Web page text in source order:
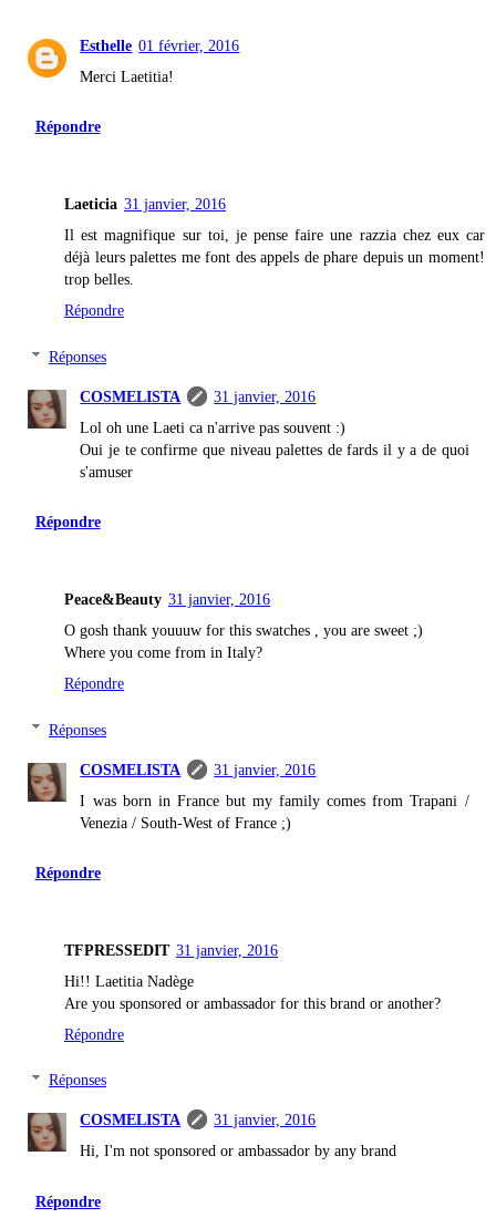
Esthelle 01 février, 2016
Merci Laetitia!
Répondre
Laeticia 31 janvier, 2016
Il est magnifique sur toi, je pense faire une razzia chez eux car
déjà leurs palettes me font des appels de phare depuis un moment!
trop belles.
Répondre
Réponses
COSMELISTA
31 janvier, 2016
Lol oh une Laeti ca n'arrive pas souvent :)
Oui je te confirme que niveau palettes de fards il y a de quoi
s'amuser
Répondre
Peace&Beauty 31 janvier, 2016
O gosh thank youuuw for this swatches , you are sweet ;)
Where you come from in Italy?
Répondre
Réponses
COSMELISTA
31 janvier, 2016
I was born in France but my family comes from Trapani /
Venezia / South-West of France ;)
Répondre
TFPRESSEDIT 31 janvier, 2016
Hi!! Laetitia Nadège
Are you sponsored or ambassador for this brand or another?
Répondre
Réponses
COSMELISTA
31 janvier, 2016
Hi, I'm not sponsored or ambassador by any brand
Répondre